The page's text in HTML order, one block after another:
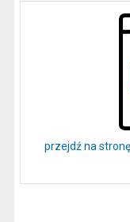
przejdź na